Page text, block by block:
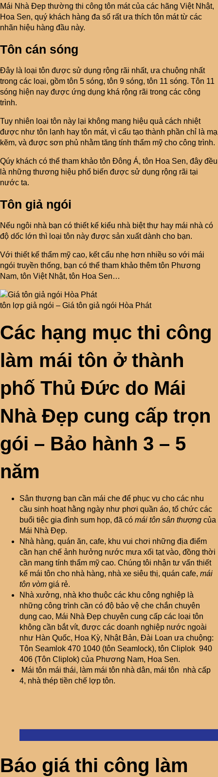
Mái Nhà Đẹp thường thi công tôn mát của các hãng Việt Nhật,
Hoa Sen, quý khách hàng đa số rất ưa thích tôn mát từ các
nhãn hiệu hàng đầu này.
Tôn cán sóng
Đây là loại tôn được sử dụng rộng rãi nhất, ưa chuộng nhất
trong các loại, gồm tôn 5 sóng, tôn 9 sóng, tôn 11 sóng. Tôn 11
sóng hiện nay được ứng dụng khá rộng rãi trong các công
trình.
Tuy nhiên loại tôn này lại không mang hiệu quả cách nhiệt
được như tôn lạnh hay tôn mát, vì cấu tạo thành phần chỉ là mạ
kẽm, và được sơn phủ nhằm tăng tính thẩm mỹ cho công trình.
Qúy khách có thể tham khảo tôn Đông Á, tôn Hoa Sen, đây đều
là những thương hiệu phổ biến được sử dụng rộng rãi tại
nước ta.
Tôn giả ngói
Nếu ngôi nhà bạn có thiết kế kiểu nhà biệt thự hay mái nhà có
độ dốc lớn thì loại tôn này được sản xuất dành cho bạn.
Với thiết kế thẩm mỹ cao, kết cấu nhẹ hơn nhiều so với mái
ngói truyền thống, bạn có thể tham khảo thêm tôn Phương
Nam, tôn Việt Nhật, tôn Hoa Sen…
tôn lợp giả ngói – Giá tôn giả ngói Hòa Phát
Các hạng mục thi công
làm mái tôn ở thành
phố Thủ Đức do Mái
Nhà Đẹp cung cấp trọn
gói – Bảo hành 3 – 5
năm
Sân thượng bạn cần mái che để phục vụ cho các nhu
cầu sinh hoạt hằng ngày như phơi quần áo, tổ chức các
buổi tiệc gia đình sum họp, đã có mái tôn sân thượng của
Mái Nhà Đẹp.
Nhà hàng, quán ăn, cafe, khu vui chơi những địa điểm
cần hạn chế ảnh hưởng nước mưa xối tạt vào, đồng thời
cần mang tính thẩm mỹ cao. Chúng tôi nhận tư vấn thiết
kế mái tôn cho nhà hàng, nhà xe siêu thị, quán cafe, mái
tôn vòm giá rẻ.
Nhà xưởng, nhà kho thuộc các khu công nghiệp là
những công trình cần có độ bảo vệ che chắn chuyên
dụng cao, Mái Nhà Đẹp chuyên cung cấp các loại tôn
không cần bắt vít, được các doanh nghiệp nước ngoài
như Hàn Quốc, Hoa Kỳ, Nhật Bản, Đài Loan ưa chuộng:
Tôn Seamlok 470 1040 (tôn Seamlock), tôn Cliplok 940
406 (Tôn Cliplok) của Phương Nam, Hoa Sen.
Mái tôn mái thái, làm mái tôn nhà dân, mái tôn nhà cấp
4, nhà thép tiền chế lợp tôn.
Báo giá thi công làm